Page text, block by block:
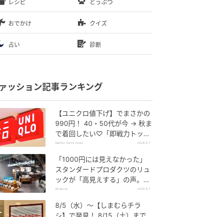
レシピ どうぶつ
おでかけ クイズ
占い 診断
ッション記事ランキング
【ユニクロ値下げ】でまさかの
990円！ 40・50代が今 → 秋ま
で着回したい♡「即戦力トップ
ス」
fashion trend news 2026.8.7
「1000円には見えなかった」
スタンダードプロダクツのリュ
ックが「高見えする」の声。2
個購入する人も
All About 2026.8.7
8/5（水）〜【しまむらチラ
シ】で発見！ 8/15（土）まで